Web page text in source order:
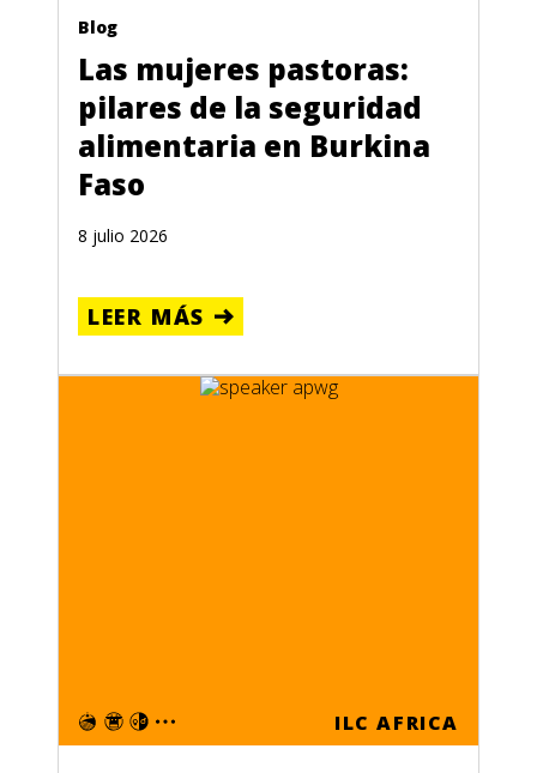
Blog
Las mujeres pastoras:
pilares de la seguridad
alimentaria en Burkina
Faso
8 julio 2026
LEER MÁS
ILC AFRICA